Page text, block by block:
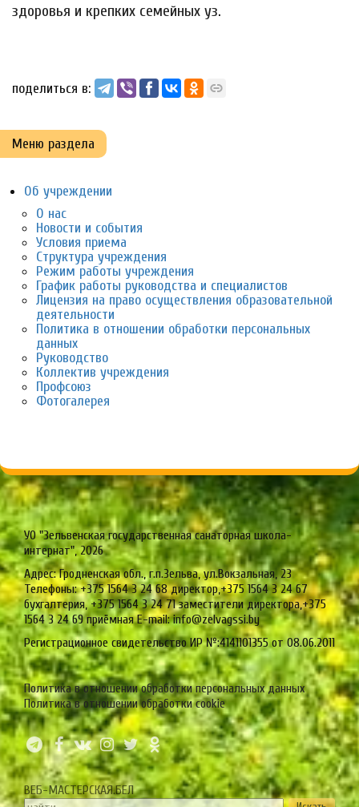
здоровья и крепких семейных уз.
поделиться в:
Меню раздела
Об учреждении
О нас
Новости и события
Условия приема
Структура учреждения
Режим работы учреждения
График работы руководства и специалистов
Лицензия на право осуществления образовательной
деятельности
Политика в отношении обработки персональных
данных
Руководство
Коллектив учреждения
Профсоюз
Фотогалерея
УО "Зельвенская государственная санаторная школа-
интернат", 2026
Адрес: Гродненская обл., г.п.Зельва, ул.Вокзальная, 23
Телефоны: +375 1564 3 24 68 директор,+375 1564 3 24 67
бухгалтерия, +375 1564 3 24 71 заместители директора,+375
1564 3 24 69 приёмная E-mail: info@zelvagssi.by
Регистрационное свидетельство ИР №:4141101355 от 08.06.2011
Политика в отношении обработки персональных данных
Политика в отношении обработки cookie
ВЕБ-МАСТЕРСКАЯ.БЕЛ